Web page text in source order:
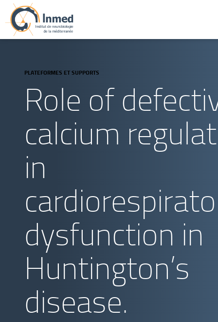
PLATEFORMES ET SUPPORTS
Role of
calcium
in
dysfunction in
Huntington’s
disease.